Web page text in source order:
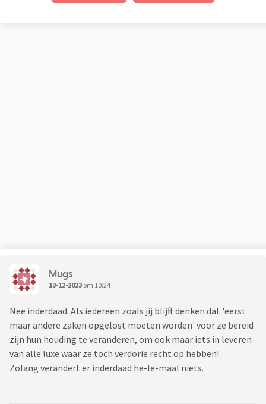
Mugs
13-12-2023 om 10:24
Nee inderdaad. Als iedereen zoals jij blijft denken dat 'eerst
maar andere zaken opgelost moeten worden' voor ze bereid
zijn hun houding te veranderen, om ook maar iets in leveren
van alle luxe waar ze toch verdorie recht op hebben!
Zolang verandert er inderdaad he-le-maal niets.